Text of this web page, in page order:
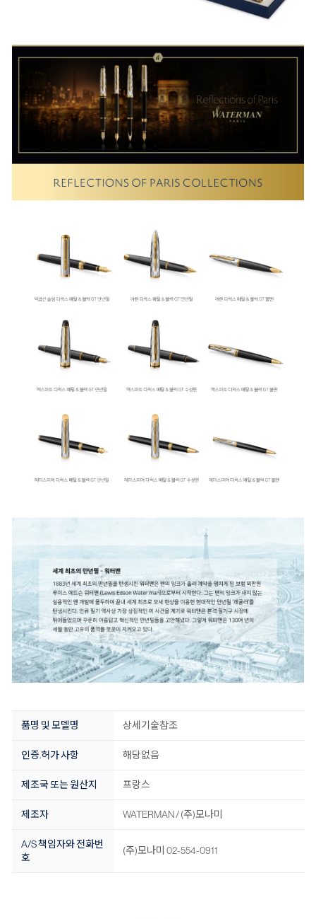
품명 및 모델명 상세기술참조
인증.허가 사항 해당없음
제조국 또는 원산지 프랑스
제조자 WATERMAN / (주)모나미
A/S 책임자와 전화번
호
(주)모나미 02-554-0911